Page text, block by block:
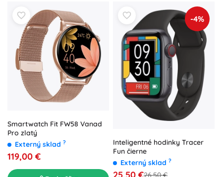
Smartwatch Fit FW58 Vanad
Pro zlatý
Externý sklad ?
119,00 €
-4%
Inteligentné hodinky Tracer
Fun čierne
Externý sklad ?
26,50 €